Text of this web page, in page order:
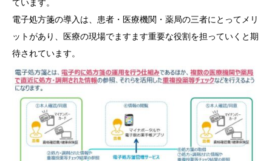
ています。
電子処方箋の導入は、患者・医療機関・薬局の三者にとってメリ
ットがあり、医療の現場でますます重要な役割を担っていくと期
待されています。